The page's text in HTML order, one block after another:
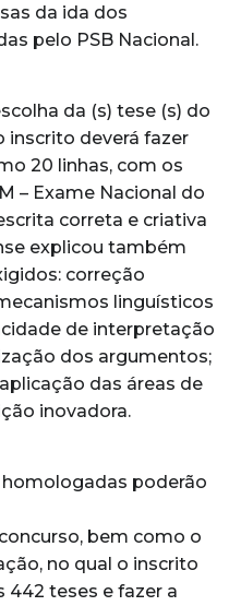
da ida dos
pelo PSB Nacional.
da (s) tese (s) do
inscrito deverá fazer
20 linhas, com os
– Exame Nacional do
correta e criativa
explicou também
correção
linguísticos
de interpretação
dos argumentos;
das áreas de
inovadora.
poderão
bem como o
no qual o inscrito
442 teses e fazer a